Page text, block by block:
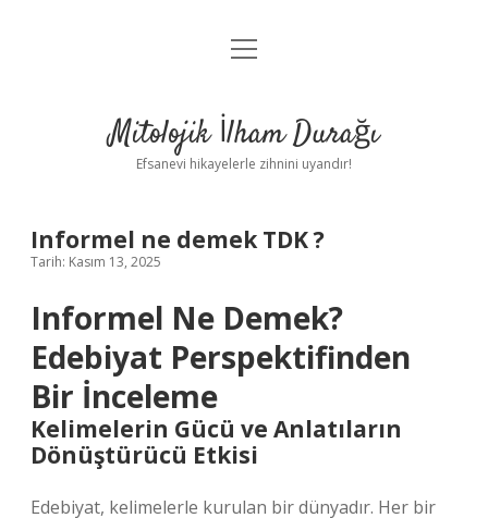
Anasayfa
Yasal Uyarı
menüyü
Mitolojik İlham Durağı
Efsanevi hikayelerle zihnini uyandır!
Informel ne demek TDK ?
Tarih: Kasım 13, 2025
Informel Ne Demek?
Edebiyat Perspektifinden
Bir İnceleme
Kelimelerin Gücü ve Anlatıların
Dönüştürücü Etkisi
Edebiyat, kelimelerle kurulan bir dünyadır. Her bir